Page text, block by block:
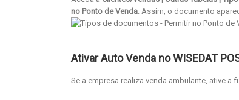
no Ponto de Venda. Assim, o documento
Ativar Auto Venda no WISEDAT
Se a empresa realiza venda ambulante, ative a